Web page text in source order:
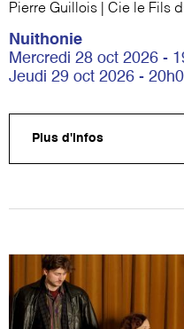
Pierre Guillois | Cie le Fils
Nuithonie
Mercredi 28 oct 2026 -
Jeudi 29 oct 2026 -
Plus d'infos